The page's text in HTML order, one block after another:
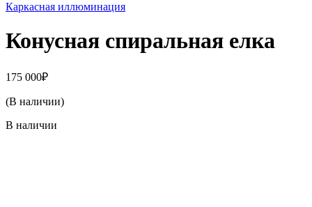
Каркасная иллюминация
Конусная спиральная елка
175 000₽
(В наличии)
В наличии